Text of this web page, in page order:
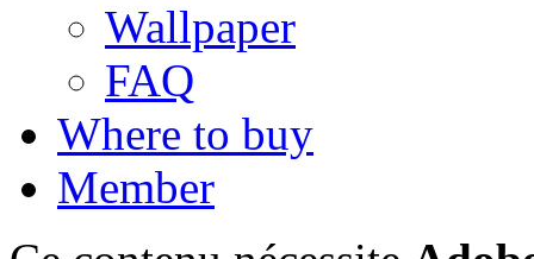
Wallpaper
FAQ
Where to buy
Member